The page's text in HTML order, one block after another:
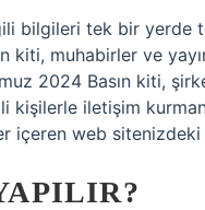
bilgileri tek bir
kiti, muhabirler ve
2024 Basın kiti,
iletişim
içeren web sitenizdeki